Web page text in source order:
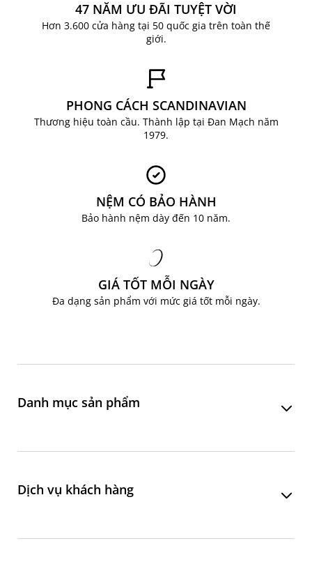
47 NĂM ƯU ĐÃI TUYỆT VỜI
Hơn 3.600 cửa hàng tại 50 quốc gia trên toàn thế
giới.
PHONG CÁCH SCANDINAVIAN
Thương hiệu toàn cầu. Thành lập tại Đan Mạch năm
1979.
NỆM CÓ BẢO HÀNH
Bảo hành nệm dày đến 10 năm.
GIÁ TỐT MỖI NGÀY
Đa dạng sản phẩm với mức giá tốt mỗi ngày.
Danh mục sản phẩm
Phòng ăn
Dịch vụ khách hàng